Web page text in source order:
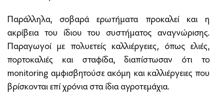
Παράλληλα, σοβαρά ερωτήματα προκαλεί και η
ακρίβεια του ίδιου του συστήματος αναγνώρισης.
Παραγωγοί με πολυετείς καλλιέργειες, όπως ελιές,
πορτοκαλιές και σταφίδα, διαπίστωσαν ότι το
monitoring αμφισβητούσε ακόμη και καλλιέργειες που
βρίσκονται επί χρόνια στα ίδια αγροτεμάχια.